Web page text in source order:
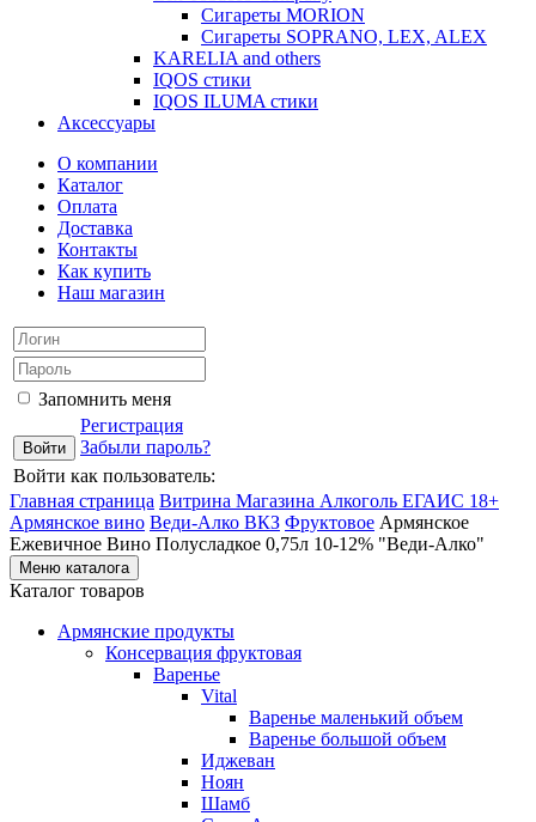
Сигареты MORION
Сигареты SOPRANO, LEX, ALEX
KARELIA and others
IQOS стики
IQOS ILUMA стики
Аксессуары
О компании
Каталог
Оплата
Доставка
Контакты
Как купить
Наш магазин
Запомнить меня
Регистрация
Забыли пароль?
Войти как пользователь:
Главная страница Витрина Магазина Алкоголь ЕГАИС 18+
Армянское вино Веди-Алко ВКЗ Фруктовое Армянское
Ежевичное Вино Полусладкое 0,75л 10-12% "Веди-Алко"
Меню каталога
Каталог товаров
Армянские продукты
Консервация фруктовая
Варенье
Vital
Варенье маленький объем
Варенье большой объем
Иджеван
Ноян
Шамб